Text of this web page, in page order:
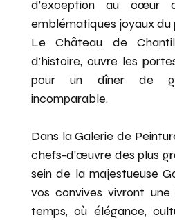
d’exception au cœur
emblématiques joyaux du
Le Château de
d’histoire, ouvre les
pour un dîner de
incomparable.
Dans la Galerie de
chefs-d’œuvre des plus
sein de la majestueuse
vos convives vivront
temps, où élégance,